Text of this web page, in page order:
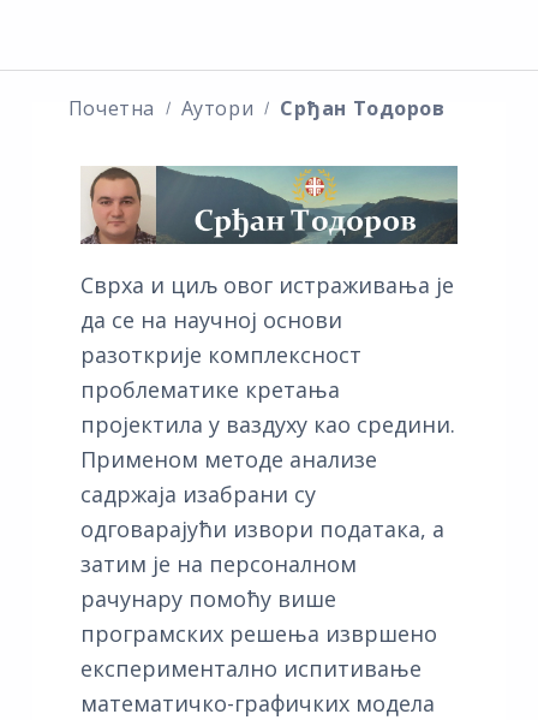
Почетна Аутори Срђан Тодоров
Сврха и циљ овог истраживања је
да се на научној основи
разоткрије комплексност
проблематике кретања
пројектила у ваздуху као средини.
Применом методе анализе
садржаја изабрани су
одговарајући извори података, а
затим је на персоналном
рачунару помоћу више
програмских решења извршено
експериментално испитивање
математичко-графичких модела